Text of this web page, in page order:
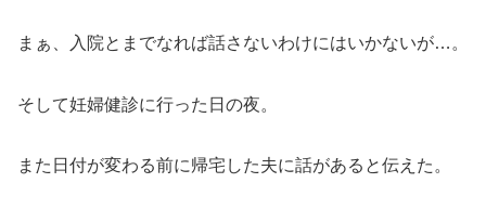
まぁ、入院とまでなれば話さないわけにはいかないが…。
そして妊婦健診に行った日の夜。
また日付が変わる前に帰宅した夫に話があると伝えた。